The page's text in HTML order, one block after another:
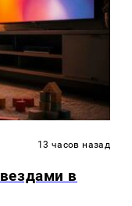
13 часов назад
в